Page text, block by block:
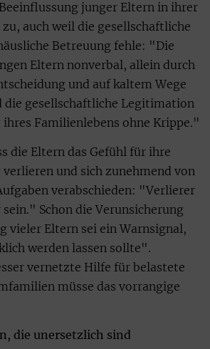
junger Eltern in ihrer
auch weil die gesellschaftliche
Betreuung fehle: "Die
Eltern nonverbal, allein durch
und auf kaltem Wege
die gesellschaftliche Legitimation
Familienlebens ohne Krippe."
die Eltern das Gefühl für ihre
verlieren und sich zunehmend von
verabschieden: "Verlierer
Schon die Verunsicherung
vieler Eltern sei ein Warnsignal,
werden lassen sollte".
vernetzte Hilfe für belastete
müsse das vorrangige
die unersetzlich sind